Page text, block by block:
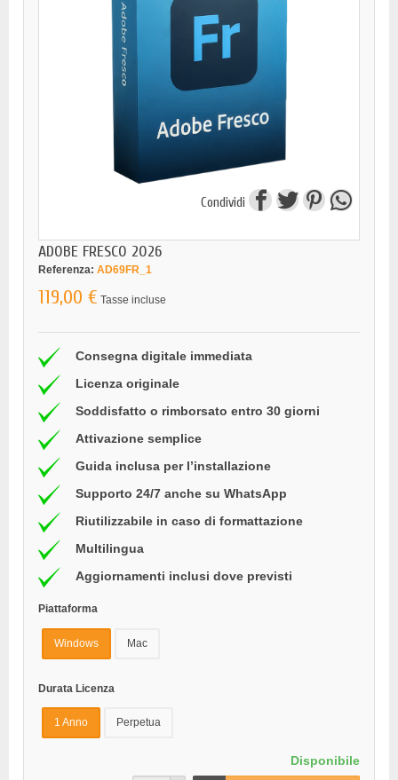
Condividi
ADOBE FRESCO 2026
Referenza: AD69FR_1
119,00 € Tasse incluse
Consegna digitale immediata
Licenza originale
Soddisfatto o rimborsato entro 30 giorni
Attivazione semplice
Guida inclusa per l’installazione
Supporto 24/7 anche su WhatsApp
Riutilizzabile in caso di formattazione
Multilingua
Aggiornamenti inclusi dove previsti
Piattaforma
Windows Mac
Durata Licenza
1 Anno Perpetua
Disponibile